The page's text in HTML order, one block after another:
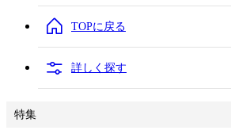
TOPに戻る
詳しく探す
特集